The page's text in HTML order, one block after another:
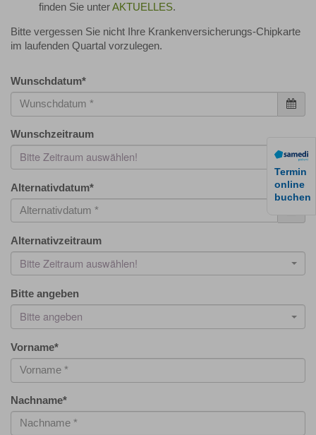
Termin
online
buchen
finden Sie unterAKTUELLES.
Bitte vergessen Sie nicht Ihre Krankenversicherungs-Chipkarte
im laufenden Quartal vorzulegen.
Wunschdatum*
Wunschzeitraum
Bitte Zeitraum auswählen!
Alternativdatum*
Alternativzeitraum
Bitte Zeitraum auswählen!
Bitte angeben
Bitte angeben
Vorname*
Nachname*